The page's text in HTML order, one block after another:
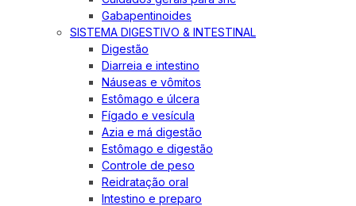
Gabapentinoides
SISTEMA DIGESTIVO & INTESTINAL
Digestão
Diarreia e intestino
Náuseas e vômitos
Estômago e úlcera
Fígado e vesícula
Azia e má digestão
Estômago e digestão
Controle de peso
Reidratação oral
Intestino e preparo